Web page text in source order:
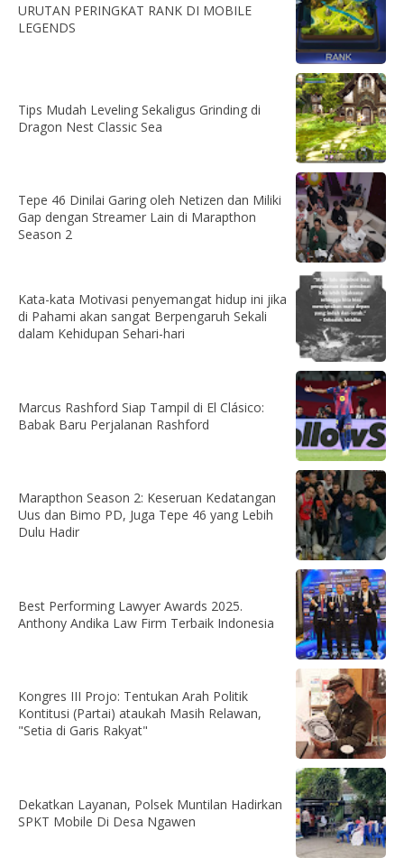
URUTAN PERINGKAT RANK DI MOBILE
LEGENDS
Tips Mudah Leveling Sekaligus Grinding di
Dragon Nest Classic Sea
Tepe 46 Dinilai Garing oleh Netizen dan Miliki
Gap dengan Streamer Lain di Marapthon
Season 2
Kata-kata Motivasi penyemangat hidup ini jika
di Pahami akan sangat Berpengaruh Sekali
dalam Kehidupan Sehari-hari
Marcus Rashford Siap Tampil di El Clásico:
Babak Baru Perjalanan Rashford
Marapthon Season 2: Keseruan Kedatangan
Uus dan Bimo PD, Juga Tepe 46 yang Lebih
Dulu Hadir
Best Performing Lawyer Awards 2025.
Anthony Andika Law Firm Terbaik Indonesia
Kongres III Projo: Tentukan Arah Politik
Kontitusi (Partai) ataukah Masih Relawan,
"Setia di Garis Rakyat"
Dekatkan Layanan, Polsek Muntilan Hadirkan
SPKT Mobile Di Desa Ngawen